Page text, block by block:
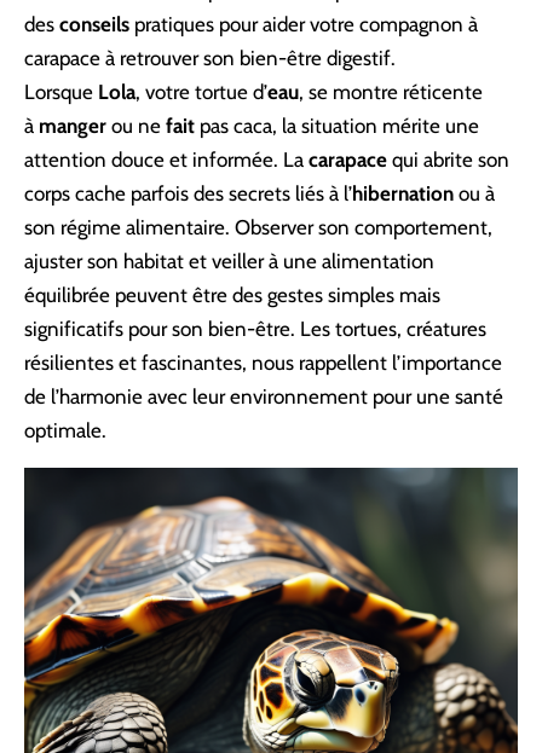
des conseils pratiques pour aider votre compagnon à
carapace à retrouver son bien-être digestif.
Lorsque Lola, votre tortue d’eau, se montre réticente
à manger ou ne fait pas caca, la situation mérite une
attention douce et informée. La carapace qui abrite son
corps cache parfois des secrets liés à l’hibernation ou à
son régime alimentaire. Observer son comportement,
ajuster son habitat et veiller à une alimentation
équilibrée peuvent être des gestes simples mais
significatifs pour son bien-être. Les tortues, créatures
résilientes et fascinantes, nous rappellent l’importance
de l’harmonie avec leur environnement pour une santé
optimale.